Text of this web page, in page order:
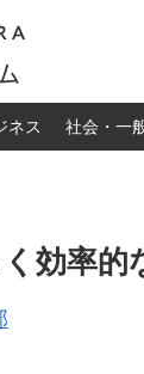
ネス 社会・一
効率